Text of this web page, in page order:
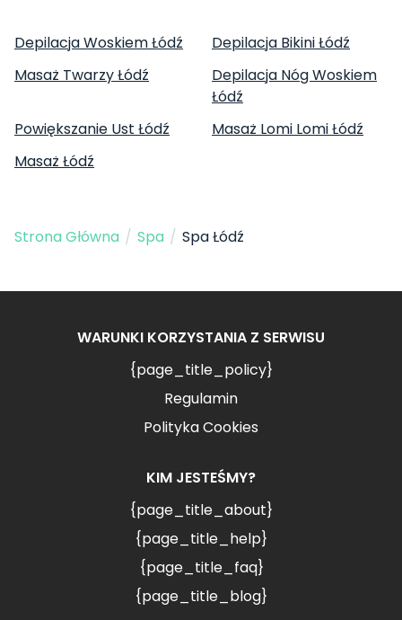
Depilacja Woskiem Łódź
Depilacja Bikini Łódź
Masaż Twarzy Łódź
Depilacja Nóg Woskiem
Łódź
Powiększanie Ust Łódź
Masaż Lomi Lomi Łódź
Masaż Łódź
Strona Główna / Spa / Spa Łódź
WARUNKI KORZYSTANIA Z SERWISU
{page_title_policy}
Regulamin
Polityka Cookies
KIM JESTEŚMY?
{page_title_about}
{page_title_help}
{page_title_faq}
{page_title_blog}